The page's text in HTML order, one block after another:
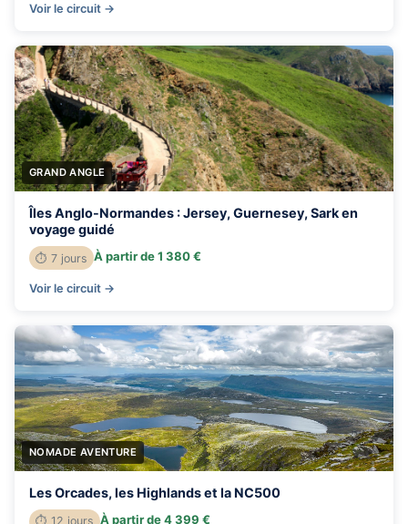
Voir le circuit →
GRAND ANGLE
Îles Anglo-Normandes : Jersey, Guernesey, Sark en
voyage guidé
⏱ 7 jours À partir de 1 380 €
Voir le circuit →
NOMADE AVENTURE
Les Orcades, les Highlands et la NC500
⏱ 12 jours À partir de 4 399 €